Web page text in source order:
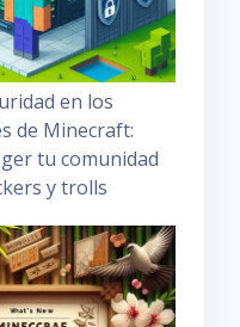
en los
de Minecraft:
tu comunidad
y trolls